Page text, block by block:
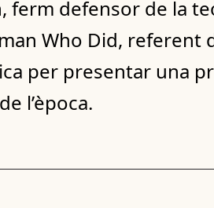
ferm defensor de la
Who Did,
per presentar una
l’època.